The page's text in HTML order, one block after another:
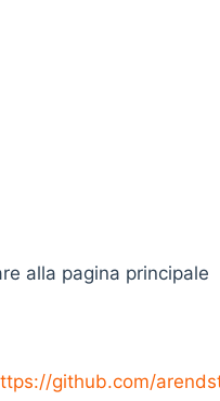
alla pagina principale
github.com/